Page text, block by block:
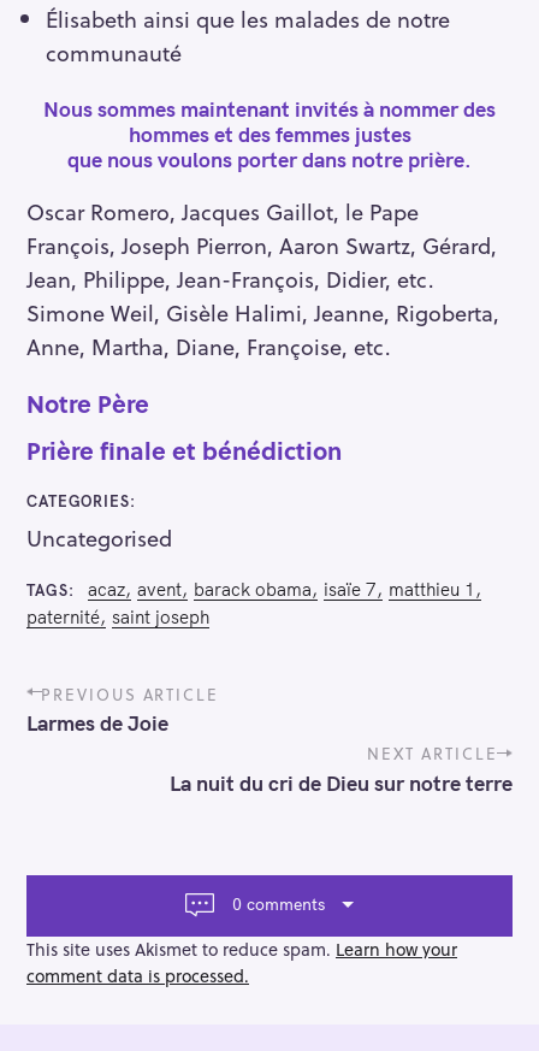
Élisabeth ainsi que les malades de notre
communauté
Nous sommes maintenant invités à nommer des
hommes et des femmes justes
que nous voulons porter dans notre prière.
Oscar Romero, Jacques Gaillot, le Pape
François, Joseph Pierron, Aaron Swartz, Gérard,
Jean, Philippe, Jean-François, Didier, etc.
Simone Weil, Gisèle Halimi, Jeanne, Rigoberta,
Anne, Martha, Diane, Françoise, etc.
Notre Père
Prière finale et bénédiction
CATEGORIES
Uncategorised
TAGS acaz avent barack obama isaïe 7
matthieu 1
paternité saint joseph
P
o
s
g
i
o
PREVIOUS ARTICLE
Larmes de Joie
NEXT ARTICLE
La nuit du cri de Dieu sur notre terre
0 comments
This site uses Akismet to reduce spam. Learn how your
comment data is processed.